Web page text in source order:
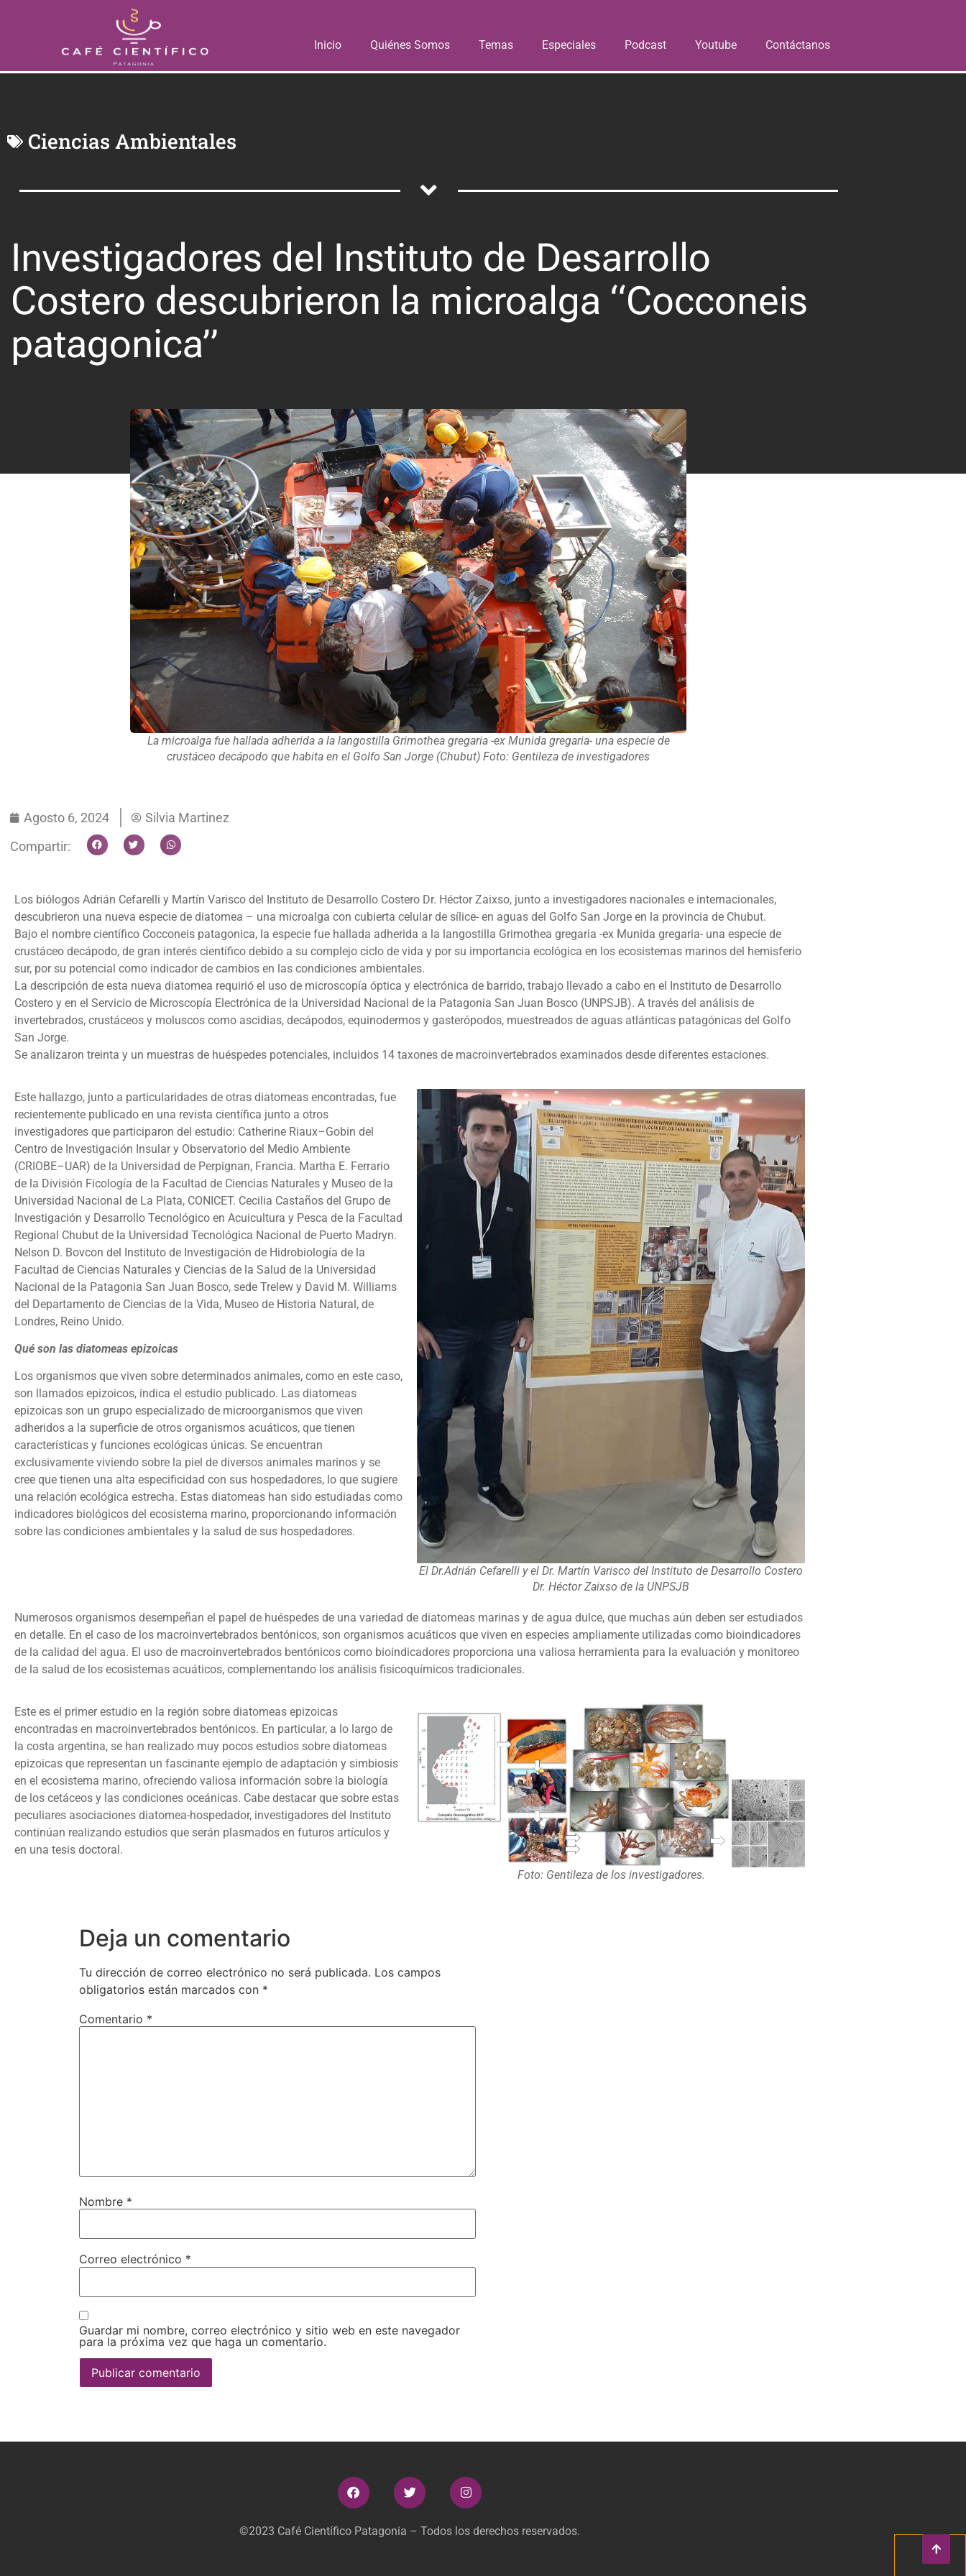
Inicio Quiénes Somos Temas Especiales Podcast Youtube Contáctanos
Ciencias Ambientales
Investigadores del Instituto de Desarrollo
Costero descubrieron la microalga “Cocconeis
patagonica”
La microalga fue hallada adherida a la langostilla Grimothea gregaria -ex Munida gregaria- una especie de
crustáceo decápodo que habita en el Golfo San Jorge (Chubut) Foto: Gentileza de investigadores
Agosto 6, 2024
Silvia Martinez
Compartir:
Los biólogos Adrián Cefarelli y Martín Varisco del Instituto de Desarrollo Costero Dr. Héctor Zaixso, junto a investigadores nacionales e internacionales,
descubrieron una nueva especie de diatomea – una microalga con cubierta celular de sílice- en aguas del Golfo San Jorge en la provincia de Chubut.
Bajo el nombre científico Cocconeis patagonica, la especie fue hallada adherida a la langostilla Grimothea gregaria -ex Munida gregaria- una especie de
crustáceo decápodo, de gran interés científico debido a su complejo ciclo de vida y por su importancia ecológica en los ecosistemas marinos del hemisferio
sur, por su potencial como indicador de cambios en las condiciones ambientales.
La descripción de esta nueva diatomea requirió el uso de microscopía óptica y electrónica de barrido, trabajo llevado a cabo en el Instituto de Desarrollo
Costero y en el Servicio de Microscopía Electrónica de la Universidad Nacional de la Patagonia San Juan Bosco (UNPSJB). A través del análisis de
invertebrados, crustáceos y moluscos como ascidias, decápodos, equinodermos y gasterópodos, muestreados de aguas atlánticas patagónicas del Golfo
San Jorge.
Se analizaron treinta y un muestras de huéspedes potenciales, incluidos 14 taxones de macroinvertebrados examinados desde diferentes estaciones.
Este hallazgo, junto a particularidades de otras diatomeas encontradas, fue
recientemente publicado en una revista científica junto a otros
investigadores que participaron del estudio: Catherine Riaux–Gobin del
Centro de Investigación Insular y Observatorio del Medio Ambiente
(CRIOBE–UAR) de la Universidad de Perpignan, Francia. Martha E. Ferrario
de la División Ficología de la Facultad de Ciencias Naturales y Museo de la
Universidad Nacional de La Plata, CONICET. Cecilia Castaños del Grupo de
Investigación y Desarrollo Tecnológico en Acuicultura y Pesca de la Facultad
Regional Chubut de la Universidad Tecnológica Nacional de Puerto Madryn.
Nelson D. Bovcon del Instituto de Investigación de Hidrobiología de la
Facultad de Ciencias Naturales y Ciencias de la Salud de la Universidad
Nacional de la Patagonia San Juan Bosco, sede Trelew y David M. Williams
del Departamento de Ciencias de la Vida, Museo de Historia Natural, de
Londres, Reino Unido.
Qué son las diatomeas epizoicas
Los organismos que viven sobre determinados animales, como en este caso,
son llamados epizoicos, indica el estudio publicado. Las diatomeas
epizoicas son un grupo especializado de microorganismos que viven
adheridos a la superficie de otros organismos acuáticos, que tienen
características y funciones ecológicas únicas. Se encuentran
exclusivamente viviendo sobre la piel de diversos animales marinos y se
cree que tienen una alta especificidad con sus hospedadores, lo que sugiere
una relación ecológica estrecha. Estas diatomeas han sido estudiadas como
indicadores biológicos del ecosistema marino, proporcionando información
sobre las condiciones ambientales y la salud de sus hospedadores.
El Dr.Adrián Cefarelli y el Dr. Martín Varisco del Instituto de Desarrollo Costero
Dr. Héctor Zaixso de la UNPSJB
Numerosos organismos desempeñan el papel de huéspedes de una variedad de diatomeas marinas y de agua dulce, que muchas aún deben ser estudiados
en detalle. En el caso de los macroinvertebrados bentónicos, son organismos acuáticos que viven en especies ampliamente utilizadas como bioindicadores
de la calidad del agua. El uso de macroinvertebrados bentónicos como bioindicadores proporciona una valiosa herramienta para la evaluación y monitoreo
de la salud de los ecosistemas acuáticos, complementando los análisis fisicoquímicos tradicionales.
Este es el primer estudio en la región sobre diatomeas epizoicas
encontradas en macroinvertebrados bentónicos. En particular, a lo largo de
la costa argentina, se han realizado muy pocos estudios sobre diatomeas
epizoicas que representan un fascinante ejemplo de adaptación y simbiosis
en el ecosistema marino, ofreciendo valiosa información sobre la biología
de los cetáceos y las condiciones oceánicas. Cabe destacar que sobre estas
peculiares asociaciones diatomea-hospedador, investigadores del Instituto
continúan realizando estudios que serán plasmados en futuros artículos y
en una tesis doctoral.
Foto: Gentileza de los investigadores.
Deja un comentario
Tu dirección de correo electrónico no será publicada. Los campos
obligatorios están marcados con *
Comentario *
Nombre *
Correo electrónico *
Guardar mi nombre, correo electrónico y sitio web en este navegador
para la próxima vez que haga un comentario.
©2023 Café Científico Patagonia – Todos los derechos reservados.